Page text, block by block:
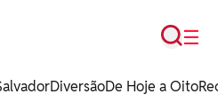
☰
Busca
DiversãoDe Hoje a Oito